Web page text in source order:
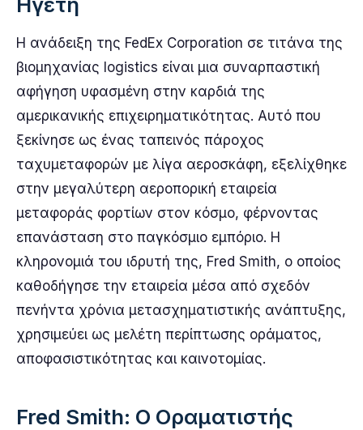
Η ανάδειξη της FedEx Corporation σε τιτάνα της
βιομηχανίας logistics είναι μια συναρπαστική
αφήγηση υφασμένη στην καρδιά της
αμερικανικής επιχειρηματικότητας. Αυτό που
ξεκίνησε ως ένας ταπεινός πάροχος
ταχυμεταφορών με λίγα αεροσκάφη, εξελίχθηκε
στην μεγαλύτερη αεροπορική εταιρεία
μεταφοράς φορτίων στον κόσμο, φέρνοντας
επανάσταση στο παγκόσμιο εμπόριο. Η
κληρονομιά του ιδρυτή της, Fred Smith, ο οποίος
καθοδήγησε την εταιρεία μέσα από σχεδόν
πενήντα χρόνια μετασχηματιστικής ανάπτυξης,
χρησιμεύει ως μελέτη περίπτωσης οράματος,
αποφασιστικότητας και καινοτομίας.
Fred Smith: Ο Οραματιστής